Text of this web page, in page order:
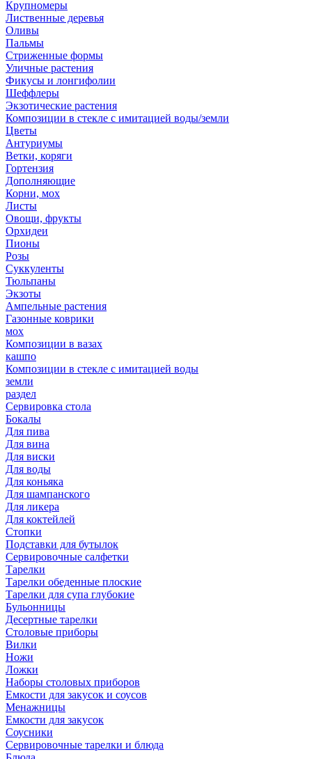
Крупномеры
Лиственные деревья
Оливы
Пальмы
Стриженные формы
Уличные растения
Фикусы и лонгифолии
Шеффлеры
Экзотические растения
Композиции в стекле с имитацией воды/земли
Цветы
Антуриумы
Ветки, коряги
Гортензия
Дополняющие
Корни, мох
Листы
Овощи, фрукты
Орхидеи
Пионы
Розы
Суккуленты
Тюльпаны
Экзоты
Ампельные растения
Газонные коврики
мох
Композиции в вазах
кашпо
Композиции в стекле с имитацией воды
земли
раздел
Сервировка стола
Бокалы
Для пива
Для вина
Для виски
Для воды
Для коньяка
Для шампанского
Для ликера
Для коктейлей
Стопки
Подставки для бутылок
Сервировочные салфетки
Тарелки
Тарелки обеденные плоские
Тарелки для супа глубокие
Бульонницы
Десертные тарелки
Столовые приборы
Вилки
Ножи
Ложки
Наборы столовых приборов
Емкости для закусок и соусов
Менажницы
Емкости для закусок
Соусники
Сервировочные тарелки и блюда